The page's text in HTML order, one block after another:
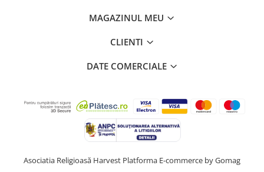
MAGAZINUL MEU
CLIENTI
DATE COMERCIALE
Asociatia Religioasă Harvest Platforma E-commerce by Gomag